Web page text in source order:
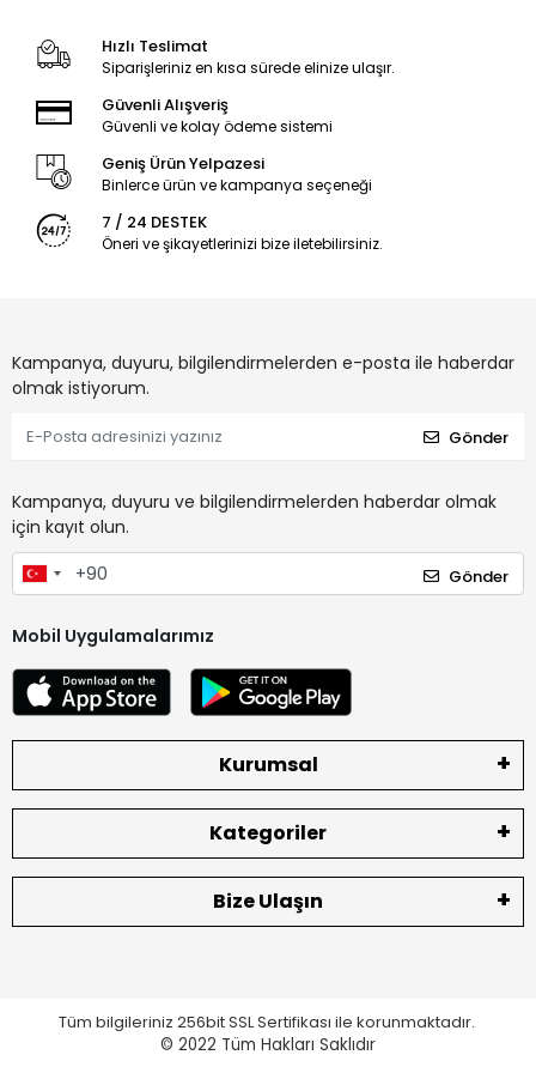
Hızlı Teslimat
Siparişleriniz en kısa sürede elinize ulaşır.
Güvenli Alışveriş
Güvenli ve kolay ödeme sistemi
Geniş Ürün Yelpazesi
Binlerce ürün ve kampanya seçeneği
7 / 24 DESTEK
Öneri ve şikayetlerinizi bize iletebilirsiniz.
Kampanya, duyuru, bilgilendirmelerden e-posta ile haberdar
olmak istiyorum.
Gönder
Kampanya, duyuru ve bilgilendirmelerden haberdar olmak
için kayıt olun.
Gönder
Mobil Uygulamalarımız
Kurumsal
Kategoriler
Bize Ulaşın
Tüm bilgileriniz 256bit SSL Sertifikası ile korunmaktadır.
© 2022 Tüm Hakları Saklıdır